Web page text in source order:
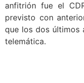
anfitrión fue el
previsto con
que los dos últimos
telemática.